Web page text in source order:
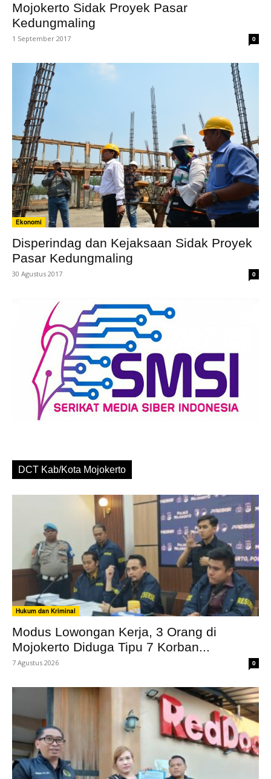
Mojokerto Sidak Proyek Pasar
Kedungmaling
1 September 2017 0
Ekonomi
Disperindag dan Kejaksaan Sidak Proyek
Pasar Kedungmaling
30 Agustus 2017 0
DCT Kab/Kota Mojokerto
Hukum dan Kriminal
Modus Lowongan Kerja, 3 Orang di
Mojokerto Diduga Tipu 7 Korban...
7 Agustus 2026 0